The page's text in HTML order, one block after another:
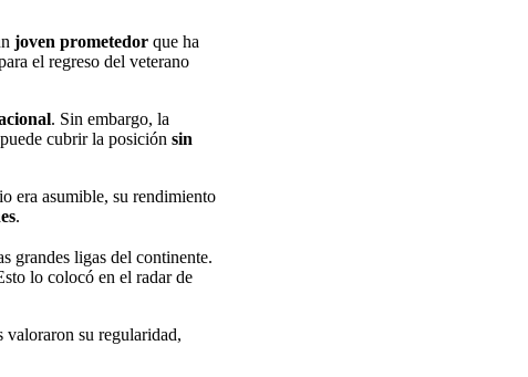
joven prometedor que ha
el regreso del veterano
. Sin embargo, la
cubrir la posición sin
era asumible, su rendimiento
.
grandes ligas del continente.
lo colocó en el radar de
valoraron su regularidad,